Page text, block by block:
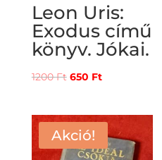
Leon Uris:
Exodus című
könyv. Jókai.
1200Ft Original
was:
1200 Ft.
650 FtCurrent
is:
650 Ft.
Akció!